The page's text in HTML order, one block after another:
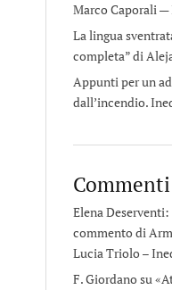
Marco Caporali
La lingua
completa” di
Appunti per un
dall’incendio.
Elena
commento di
Lucia Triolo –
F. Giordano su